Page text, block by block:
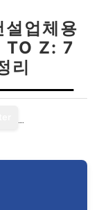
업체용
TO Z: 7
리